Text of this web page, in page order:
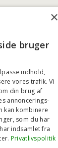
COOKIES
×
bruger
indhold,
vores trafik. Vi
din brug af
annoncerings-
kan kombinere
som du har
indsamlet fra
Privatlivspolitik